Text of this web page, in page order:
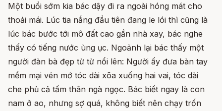
Một buổi sớm kia bác dậy đi ra ngoài hóng mát cho
thoải mái. Lúc tia nắng đầu tiên đang le lói thì cũng là
lúc bác bước tới mô đất cao gần nhà xay, bác nghe
thấy có tiếng nước ùng ục. Ngoảnh lại bác thấy một
người đàn bà đẹp từ từ nổi lên: Người ấy đưa bàn tay
mềm mại vén mớ tóc dài xõa xuống hai vai, tóc dài
che phủ cả tấm thân ngà ngọc. Bác biết ngay là con
nam ở ao, nhưng sợ quá, không biết nên chạy trốn